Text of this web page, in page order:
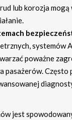
lub korozja mogą
systemów
poważne
pasażerów. Często
jest